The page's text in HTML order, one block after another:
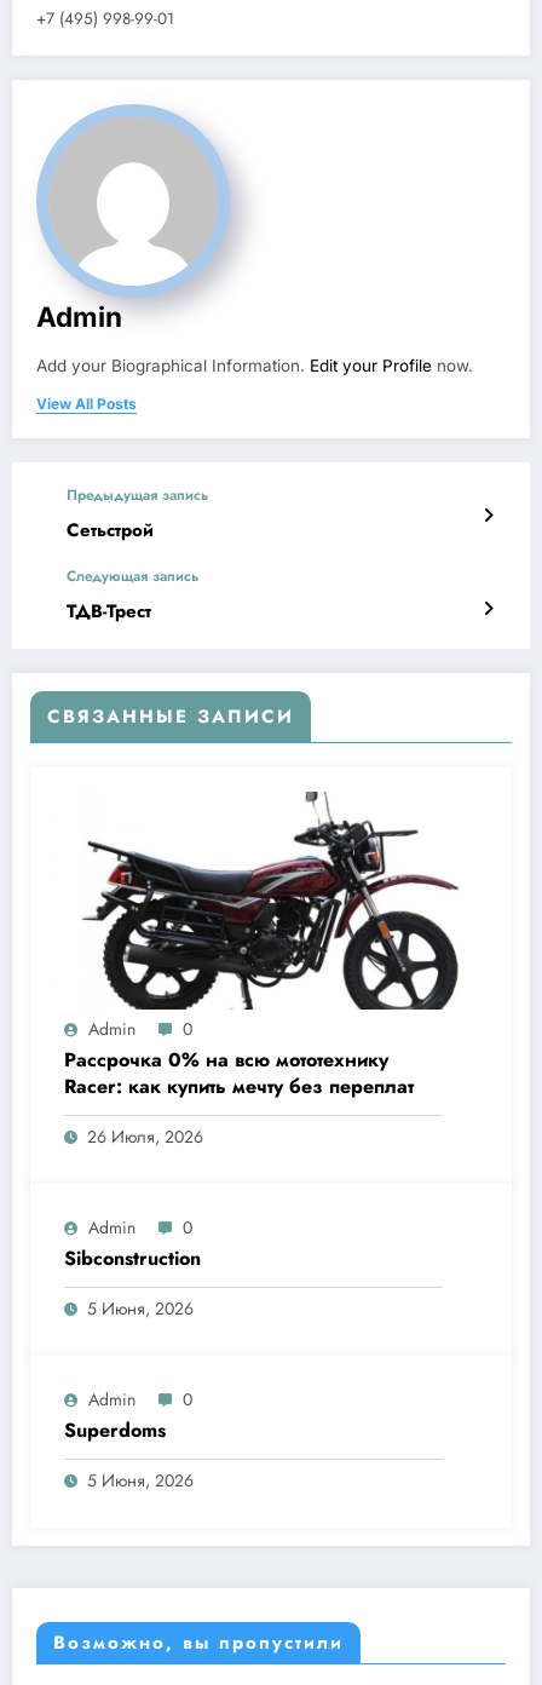
+7 (495) 998-99-01
Admin
Add your Biographical Information. Edit your Profile now.
View All Posts
Предыдущая запись
Сетьстрой
Следующая запись
ТДВ-Трест
СВЯЗАННЫЕ ЗАПИСИ
Admin 0
Рассрочка 0% на всю мототехнику
Racer: как купить мечту без переплат
26 Июля, 2026
Admin 0
Sibconstruction
5 Июня, 2026
Admin 0
Superdoms
5 Июня, 2026
Возможно, вы пропустили